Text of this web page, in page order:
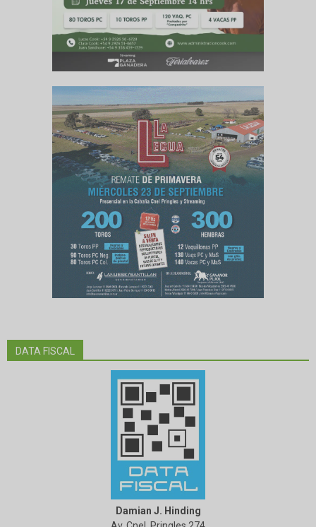
DATA FISCAL
Damian J. Hinding